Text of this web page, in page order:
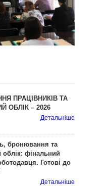
ПРАЦІВНИКІВ ТА
ОБЛІК – 2026
Детальніше
бронювання та
облік: фінальний
Готові до
Детальніше